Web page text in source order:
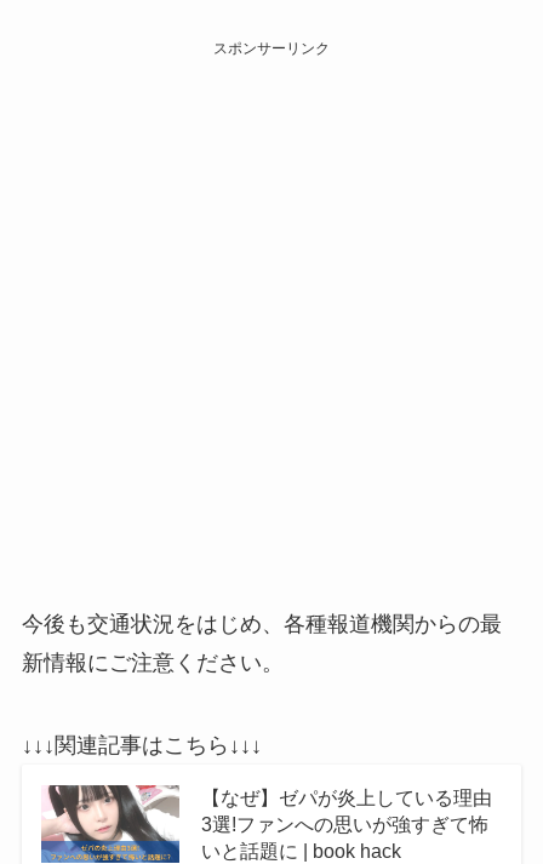
スポンサーリンク
今後も交通状況をはじめ、各種報道機関からの最
新情報にご注意ください。
↓↓↓関連記事はこちら↓↓↓
【なぜ】ゼパが炎上している理由
3選!ファンへの思いが強すぎて怖
いと話題に | book hack